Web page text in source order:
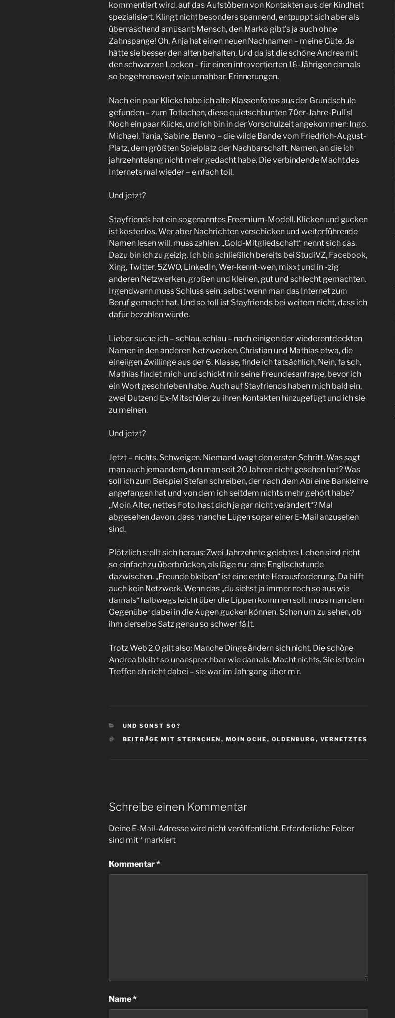
kommentiert wird, auf das Aufstöbern von Kontakten aus der Kindheit
spezialisiert. Klingt nicht besonders spannend, entpuppt sich aber als
überraschend amüsant: Mensch, den Marko gibt’s ja auch ohne
Zahnspange! Oh, Anja hat einen neuen Nachnamen – meine Güte, da
hätte sie besser den alten behalten. Und da ist die schöne Andrea mit
den schwarzen Locken – für einen introvertierten 16-Jährigen damals
so begehrenswert wie unnahbar. Erinnerungen.
Nach ein paar Klicks habe ich alte Klassenfotos aus der Grundschule
gefunden – zum Totlachen, diese quietschbunten 70er-Jahre-Pullis!
Noch ein paar Klicks, und ich bin in der Vorschulzeit angekommen: Ingo,
Michael, Tanja, Sabine, Benno – die wilde Bande vom Friedrich-August-
Platz, dem größten Spielplatz der Nachbarschaft. Namen, an die ich
jahrzehntelang nicht mehr gedacht habe. Die verbindende Macht des
Internets mal wieder – einfach toll.
Und jetzt?
Stayfriends hat ein sogenanntes Freemium-Modell. Klicken und gucken
ist kostenlos. Wer aber Nachrichten verschicken und weiterführende
Namen lesen will, muss zahlen. „Gold-Mitgliedschaft“ nennt sich das.
Dazu bin ich zu geizig. Ich bin schließlich bereits bei StudiVZ, Facebook,
Xing, Twitter, 5ZWO, LinkedIn, Wer-kennt-wen, mixxt und in -zig
anderen Netzwerken, großen und kleinen, gut und schlecht gemachten.
Irgendwann muss Schluss sein, selbst wenn man das Internet zum
Beruf gemacht hat. Und so toll ist Stayfriends bei weitem nicht, dass ich
dafür bezahlen würde.
Lieber suche ich – schlau, schlau – nach einigen der wiederentdeckten
Namen in den anderen Netzwerken. Christian und Mathias etwa, die
eineiigen Zwillinge aus der 6. Klasse, finde ich tatsächlich. Nein, falsch,
Mathias findet mich und schickt mir seine Freundesanfrage, bevor ich
ein Wort geschrieben habe. Auch auf Stayfriends haben mich bald ein,
zwei Dutzend Ex-Mitschüler zu ihren Kontakten hinzugefügt und ich sie
zu meinen.
Und jetzt?
Jetzt – nichts. Schweigen. Niemand wagt den ersten Schritt. Was sagt
man auch jemandem, den man seit 20 Jahren nicht gesehen hat? Was
soll ich zum Beispiel Stefan schreiben, der nach dem Abi eine Banklehre
angefangen hat und von dem ich seitdem nichts mehr gehört habe?
„Moin Alter, nettes Foto, hast dich ja gar nicht verändert“? Mal
abgesehen davon, dass manche Lügen sogar einer E-Mail anzusehen
sind.
Plötzlich stellt sich heraus: Zwei Jahrzehnte gelebtes Leben sind nicht
so einfach zu überbrücken, als läge nur eine Englischstunde
dazwischen. „Freunde bleiben“ ist eine echte Herausforderung. Da hilft
auch kein Netzwerk. Wenn das „du siehst ja immer noch so aus wie
damals“ halbwegs leicht über die Lippen kommen soll, muss man dem
Gegenüber dabei in die Augen gucken können. Schon um zu sehen, ob
ihm derselbe Satz genau so schwer fällt.
Trotz Web 2.0 gilt also: Manche Dinge ändern sich nicht. Die schöne
Andrea bleibt so unansprechbar wie damals. Macht nichts. Sie ist beim
Treffen eh nicht dabei – sie war im Jahrgang über mir.
KATEGORIEN
UND SONST SO?
SCHLAGWÖRTER
BEITRÄGE MIT STERNCHEN , MOIN OCHE , OLDENBURG , VERNETZTES
Schreibe einen Kommentar
Deine E-Mail-Adresse wird nicht veröffentlicht. Erforderliche Felder
sind mit* markiert
Kommentar*
Name*